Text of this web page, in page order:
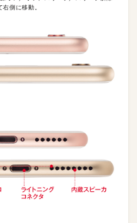
側に移動。